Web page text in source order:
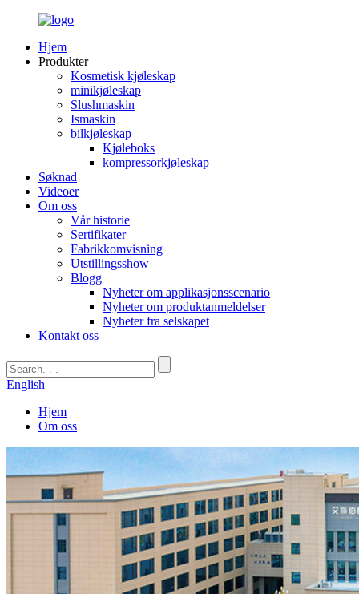
Hjem
Produkter
Kosmetisk kjøleskap
minikjøleskap
Slushmaskin
Ismaskin
bilkjøleskap
Kjøleboks
kompressorkjøleskap
Søknad
Videoer
Om oss
Vår historie
Sertifikater
Fabrikkomvisning
Utstillingsshow
Blogg
Nyheter om applikasjonsscenario
Nyheter om produktanmeldelser
Nyheter fra selskapet
Kontakt oss
English
Hjem
Om oss